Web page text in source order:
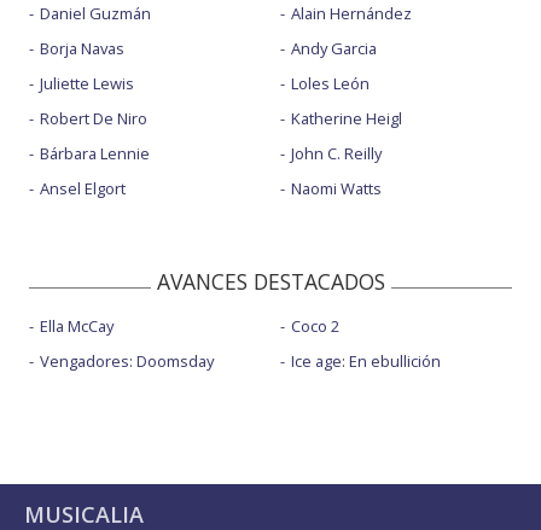
Daniel Guzmán
Borja Navas
Juliette Lewis
Robert De Niro
Bárbara Lennie
Ansel Elgort
Alain Hernández
Andy Garcia
Loles León
Katherine Heigl
John C. Reilly
Naomi Watts
AVANCES DESTACADOS
Ella McCay
Vengadores: Doomsday
Coco 2
Ice age: En ebullición
MUSICALIA